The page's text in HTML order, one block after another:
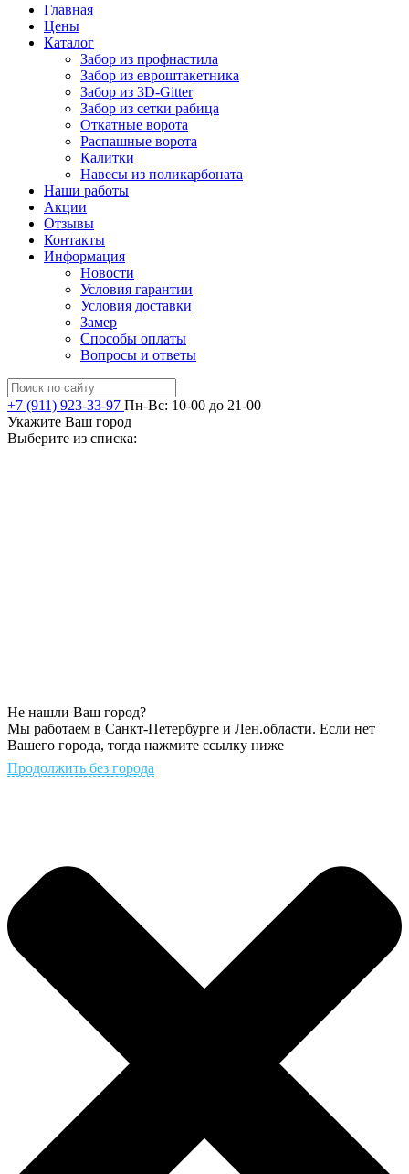
Главная
Цены
Каталог
Забор из профнастила
Забор из евроштакетника
Забор из 3D-Gitter
Забор из сетки рабица
Откатные ворота
Распашные ворота
Калитки
Навесы из поликарбоната
Наши работы
Акции
Отзывы
Контакты
Информация
Новости
Условия гарантии
Условия доставки
Замер
Способы оплаты
Вопросы и ответы
+7 (911) 923-33-97 Пн-Вс: 10-00 до 21-00
Укажите Ваш город
Выберите из списка:
Не нашли Ваш город?
Мы работаем в Санкт-Петербурге и Лен.области. Если нет
Вашего города, тогда нажмите ссылку ниже
Продолжить без города